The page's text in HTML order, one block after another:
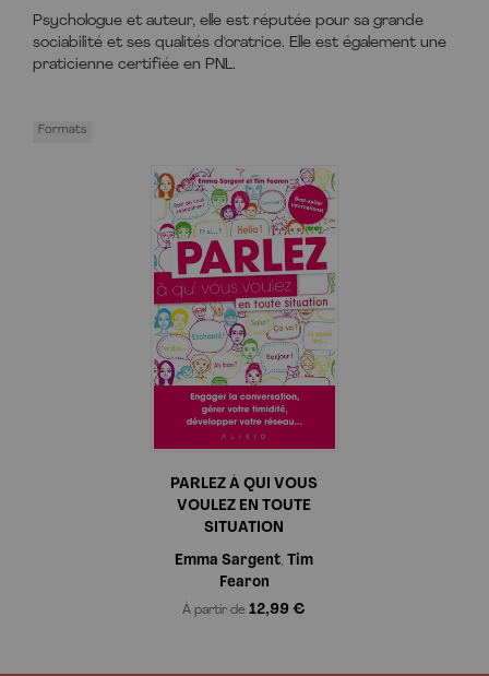
Psychologue et auteur, elle est réputée pour sa grande
sociabilité et ses qualités d'oratrice. Elle est également une
praticienne certifiée en PNL.
Formats
PARLEZ À QUI VOUS
VOULEZ EN TOUTE
SITUATION
Emma Sargent, Tim
Fearon
À partir de12,99 €
Les informations demandées dans ce formulaire sont toutes
obligatoires et sont collectées et destinées aux Éditions Alisio,
afin de vous envoyer par mail votre newsletter si vous le
souhaitez. Conformément à la loi Informatique et libertés du
6/01/1978 modifiée, et au Règlement UE/2016/679, vous
disposez d'un droit d'accès, de rectification et d'opposition aux
informations qui vous concernent. Vous pouvez exercer ces
droits en nous contactant par courrier à Éditions Alisio, 10
place des cinq martyrs du lycée Buffon 75015 PARIS. Plus